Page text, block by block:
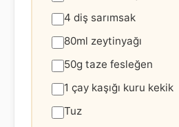
4 diş sarımsak
80ml zeytinyağı
50g taze fesleğen
1 çay kaşığı kuru kekik
Tuz